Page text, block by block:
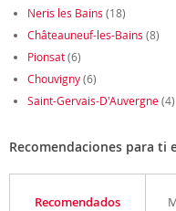
Neris les Bains (18)
Châteauneuf-les-Bains (8)
Pionsat(6)
Chouvigny(6)
Saint-Gervais-D'Auvergne(4)
Recomendaciones para ti
Recomendados